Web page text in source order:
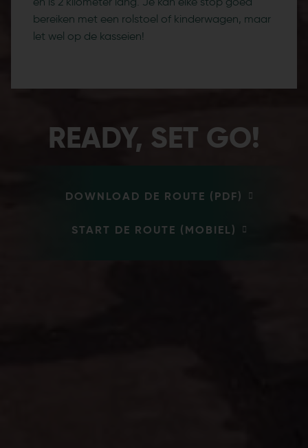
bereiken met een rolstoel of kinderwagen, maar
let wel op de kasseien!
READY, SET GO!
DOWNLOAD DE ROUTE (PDF)
START DE ROUTE (MOBIEL)